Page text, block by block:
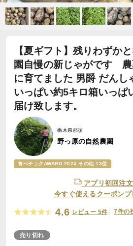
【夏ギフト】残りわずか
園自慢の新じゃがです
に育てました 男爵 だん
いっぱい約5キロ箱いっぱ
届け致します。
栃木県那須
野っ原の自然農園
食べチョクAWARD 2024 その他 13位
アプリ初回注
今すぐ使えるクーポン
4.6 レビュー 5件 7件の
売り切れ